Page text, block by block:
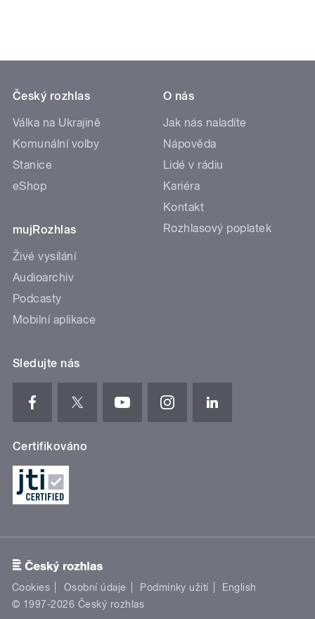
Český rozhlas
Válka na Ukrajině
Komunální volby
Stanice
eShop
mujRozhlas
Živé vysílání
Audioarchiv
Podcasty
Mobilní aplikace
O nás
Jak nás naladíte
Nápověda
Lidé v rádiu
Kariéra
Kontakt
Rozhlasový poplatek
Sledujte nás
Certifikováno
Cookies Osobní údaje Podmínky užití
English
© 1997-2026 Český rozhlas